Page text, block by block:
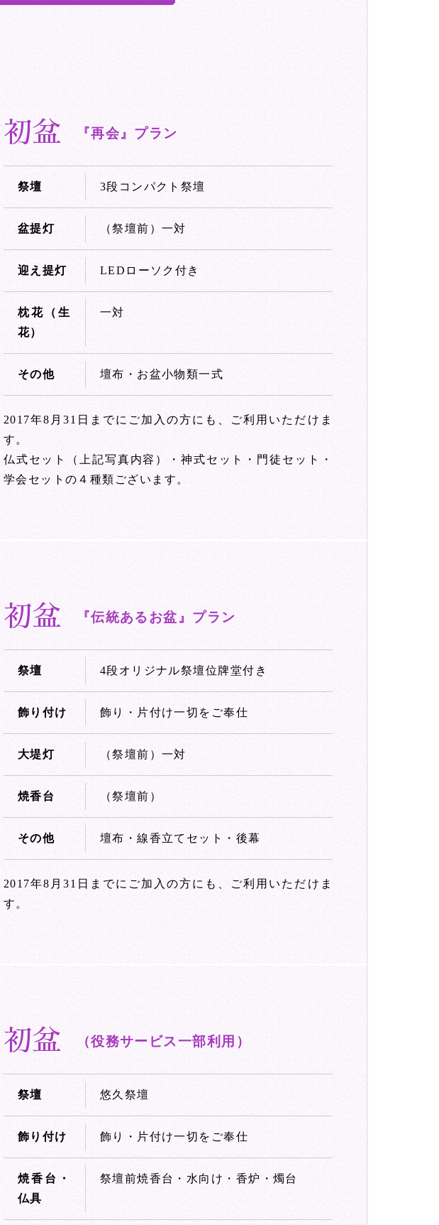
初盆 『再会』プラン
祭壇 3段コンパクト祭壇
盆提灯 （祭壇前）一対
迎え提灯 LEDローソク付き
枕花（生
花）
一対
その他 壇布・お盆小物類一式
2017年8月31日までにご加入の方にも、ご利用いただけま
す。
仏式セット（上記写真内容）・神式セット・門徒セット・
学会セットの４種類ございます。
初盆 『伝統あるお盆』プラン
祭壇 4段オリジナル祭壇位牌堂付き
飾り付け 飾り・片付け一切をご奉仕
大堤灯 （祭壇前）一対
焼香台 （祭壇前）
その他 壇布・線香立てセット・後幕
2017年8月31日までにご加入の方にも、ご利用いただけま
す。
初盆 （役務サービス一部利用）
祭壇 悠久祭壇
飾り付け 飾り・片付け一切をご奉仕
焼香台・
仏具
祭壇前焼香台・水向け・香炉・燭台